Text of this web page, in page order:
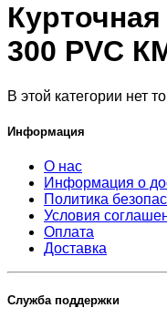
300 PVC
В этой категории нет
Информация
О нас
Информация о
Политика
Условия
Оплата
Доставка
Служба поддержки